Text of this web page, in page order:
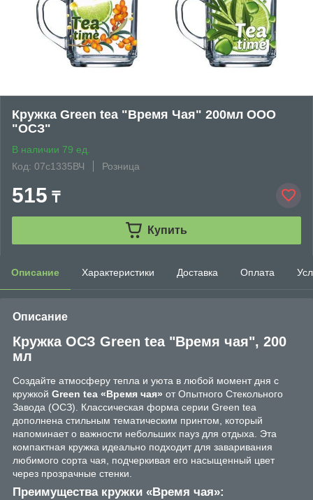
Кружка Green tea "Время Чая" 200мл ООО
"ОСЗ"
В наличии 79 ед.
Код: 07с1335ВЧ
Розница
515 ₸
Купить
Описание Характеристики Доставка Оплата
Описание
Кружка ОСЗ Green tea "Время чая", 200
мл
Создайте атмосферу тепла и уюта в любой момент дня с
кружкой Green tea «Время чая» от Опытного Стекольного
Завода (ОСЗ). Классическая форма серии Green tea
дополнена стильным тематическим принтом, который
напоминает о важности небольших пауз для отдыха. Эта
компактная кружка идеально подходит для заваривания
любимого сорта чая, подчеркивая его насыщенный цвет
через прозрачные стенки.
Преимущества кружки «Время чая»: